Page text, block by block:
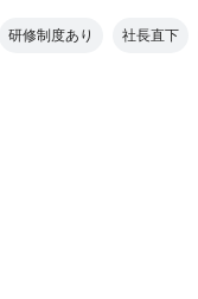
研修制度あり 社長直下